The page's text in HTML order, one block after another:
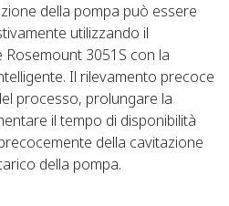
della pompa può essere
utilizzando il
3051S con la
Il rilevamento precoce
processo, prolungare la
il tempo di disponibilità
della cavitazione
della pompa.